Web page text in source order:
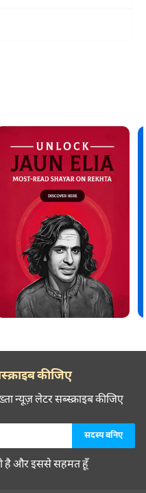
कीजिए
न्यूज़ लेटर सब्स्क्राइब कीजिए
है और इससे सहमत हूँ